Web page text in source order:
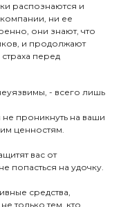
распознаются и
ни ее
они знают, что
и продолжают
перед
- всего лишь
проникнуть на ваши
ценностям.
вас от
попасться на удочку.
средства,
только тем, кто